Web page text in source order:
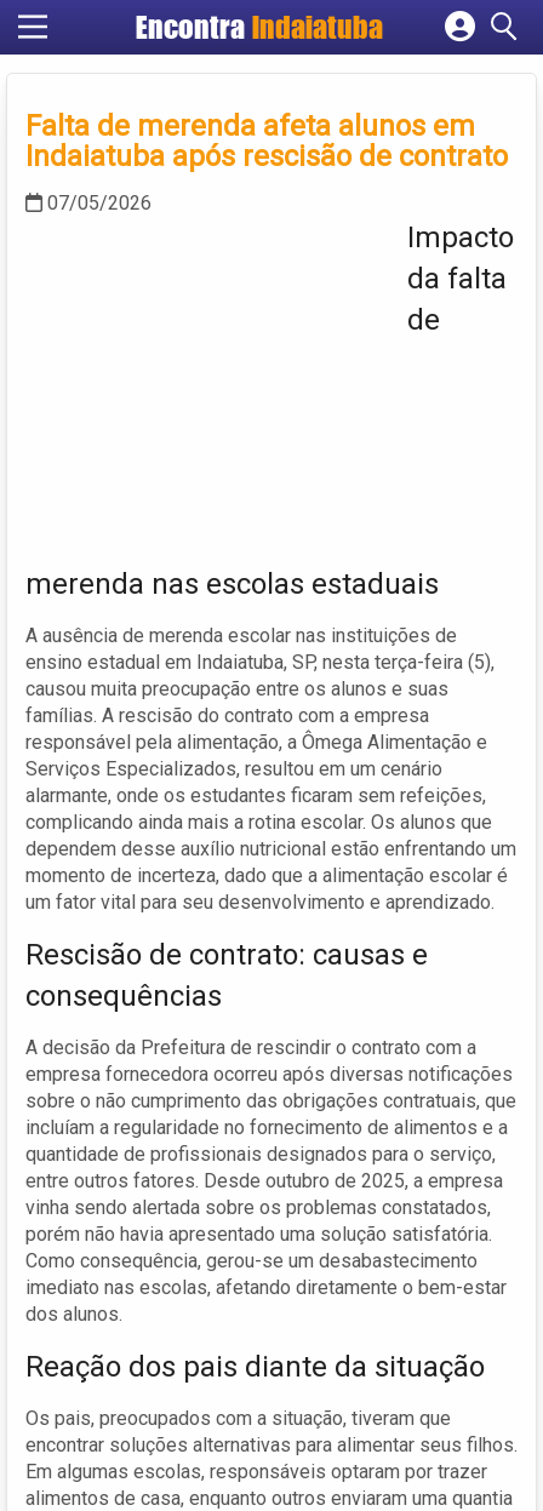
Encontra Indaiatuba
Cadastrar empresa
Criar conta
Falta de merenda afeta alunos em
Indaiatuba após rescisão de contrato
07/05/2026
Impacto
da falta
de
merenda nas escolas estaduais
A ausência de merenda escolar nas instituições de
ensino estadual em Indaiatuba, SP, nesta terça-feira (5),
causou muita preocupação entre os alunos e suas
famílias. A rescisão do contrato com a empresa
responsável pela alimentação, a Ômega Alimentação e
Serviços Especializados, resultou em um cenário
alarmante, onde os estudantes ficaram sem refeições,
complicando ainda mais a rotina escolar. Os alunos que
dependem desse auxílio nutricional estão enfrentando um
momento de incerteza, dado que a alimentação escolar é
um fator vital para seu desenvolvimento e aprendizado.
Rescisão de contrato: causas e
consequências
A decisão da Prefeitura de rescindir o contrato com a
empresa fornecedora ocorreu após diversas notificações
sobre o não cumprimento das obrigações contratuais, que
incluíam a regularidade no fornecimento de alimentos e a
quantidade de profissionais designados para o serviço,
entre outros fatores. Desde outubro de 2025, a empresa
vinha sendo alertada sobre os problemas constatados,
porém não havia apresentado uma solução satisfatória.
Como consequência, gerou-se um desabastecimento
imediato nas escolas, afetando diretamente o bem-estar
dos alunos.
Reação dos pais diante da situação
Os pais, preocupados com a situação, tiveram que
encontrar soluções alternativas para alimentar seus filhos.
Em algumas escolas, responsáveis optaram por trazer
alimentos de casa, enquanto outros enviaram uma quantia